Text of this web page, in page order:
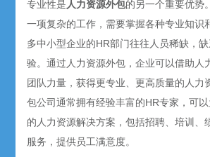
专业性是人力资源外包的另一个重要优势
一项复杂的工作，需要掌握各种专业知识
多中小型企业的HR部门往往人员稀缺，
验。通过人力资源外包，企业可以借助人
团队力量，获得更专业、更高质量的人力
包公司通常拥有经验丰富的HR专家，可
的人力资源解决方案，包括招聘、培训、
服务，提供员工满意度。